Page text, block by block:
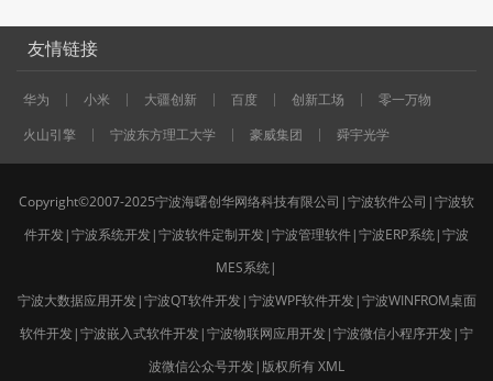
友情链接
华为 小米 大疆创新 百度 创新工场
零一万物
火山引擎
宁波东方理工大学 豪威集团 舜宇光学
Copyright©2007-2025宁波海曙创华网络科技有限公司|宁波软件公司|宁波软
件开发|宁波系统开发|宁波软件定制开发|宁波管理软件|宁波ERP系统|宁波
MES系统|
宁波大数据应用开发|宁波QT软件开发|宁波WPF软件开发|宁波WINFROM桌面
软件开发|宁波嵌入式软件开发|宁波物联网应用开发|宁波微信小程序开发|宁
波微信公众号开发|版权所有XML